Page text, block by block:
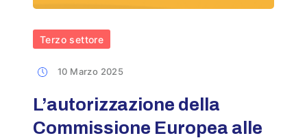
Terzo settore
10 Marzo 2025
L’autorizzazione della
Commissione Europea alle